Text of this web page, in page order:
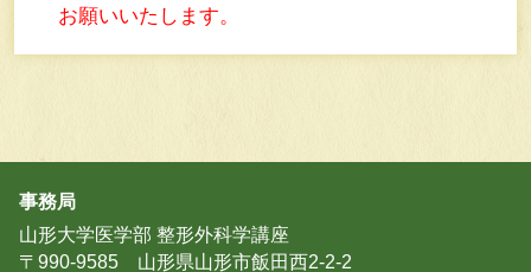
お願いいたします。
事務局
山形大学医学部 整形外科学講座
〒990-9585 山形県山形市飯田西2-2-2